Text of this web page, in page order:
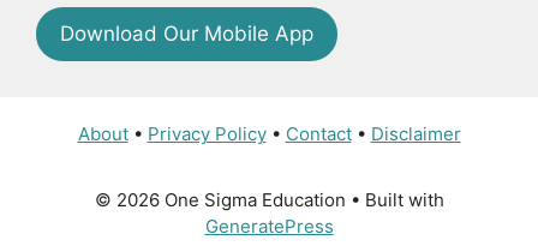
Download Our Mobile App
About• Privacy Policy• Contact• Disclaimer
© 2026 One Sigma Education • Built with
GeneratePress